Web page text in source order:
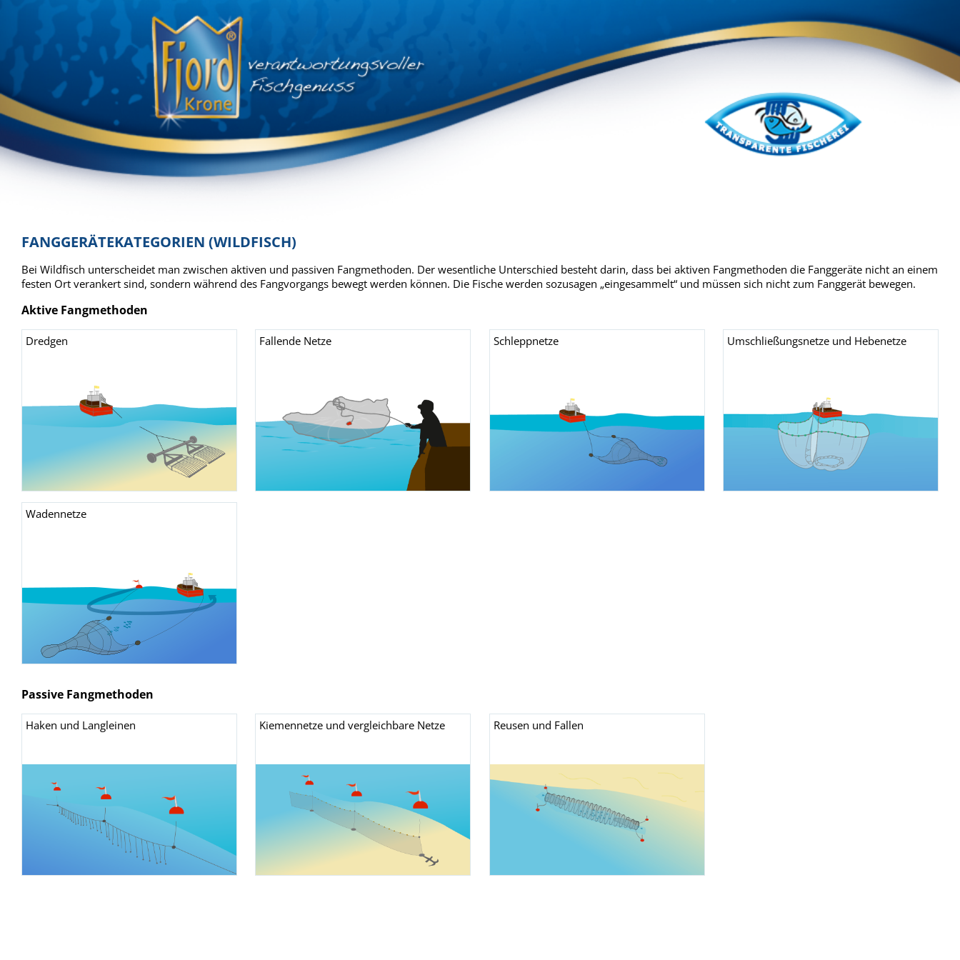
FANGGERÄTEKATEGORIEN (WILDFISCH)
Bei Wildfisch unterscheidet man zwischen aktiven und passiven Fangmethoden. Der wesentliche Unterschied besteht darin, dass bei aktiven Fangmethoden die Fanggeräte nicht an einem
festen Ort verankert sind, sondern während des Fangvorgangs bewegt werden können. Die Fische werden sozusagen „eingesammelt“ und müssen sich nicht zum Fanggerät bewegen.
Aktive Fangmethoden
Dredgen Fallende Netze Schleppnetze Umschließungsnetze und Hebenetze
Wadennetze
Passive Fangmethoden
Haken und Langleinen Kiemennetze und vergleichbare Netze Reusen und Fallen